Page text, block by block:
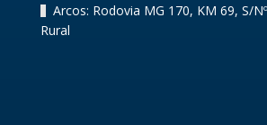
Arcos: Rodovia MG 170, KM 69, S/
Rural